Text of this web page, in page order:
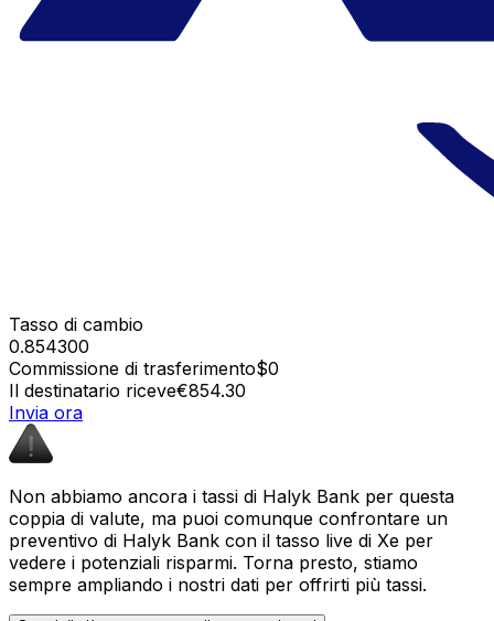
Tasso di cambio
0.854300
Commissione di trasferimento$0
Il destinatario riceve€854.30
Invia ora
Non abbiamo ancora i tassi di Halyk Bank per questa
coppia di valute, ma puoi comunque confrontare un
preventivo di Halyk Bank con il tasso live di Xe per
vedere i potenziali risparmi. Torna presto, stiamo
sempre ampliando i nostri dati per offrirti più tassi.